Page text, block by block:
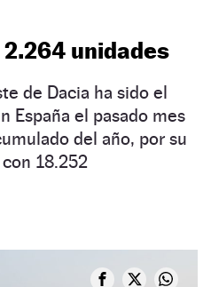
unidades
de Dacia ha sido el
España el pasado mes
del año, por su
18.252